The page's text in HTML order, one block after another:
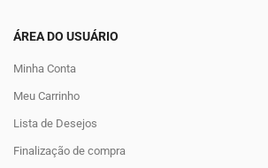
ÁREA DO USUÁRIO
Minha Conta
Meu Carrinho
Lista de Desejos
Finalização de compra